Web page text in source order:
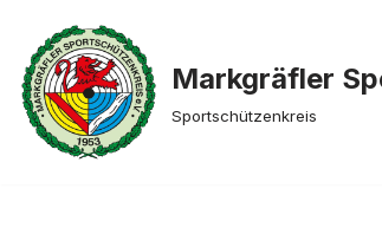
Zum
Inhalt
springen
Markgräfler
Sportschützenkreis